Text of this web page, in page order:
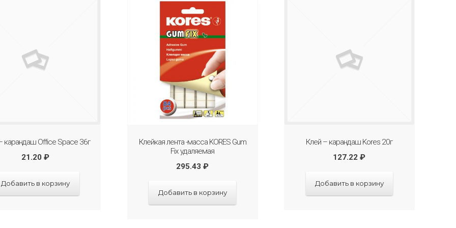
карандаш Office Space 36г
21.20₽
Добавить в корзину
Клейкая лента -масса KORES Gum
Fix удаляемая
295.43₽
Добавить в корзину
Клей – карандаш Kores 20г
127.22₽
Добавить в корзину